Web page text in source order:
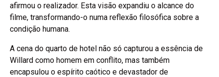
afirmou o realizador. Esta visão expandiu o alcance do
filme, transformando-o numa reflexão filosófica sobre a
condição humana.
A cena do quarto de hotel não só capturou a essência de
Willard como homem em conflito, mas também
encapsulou o espírito caótico e devastador de